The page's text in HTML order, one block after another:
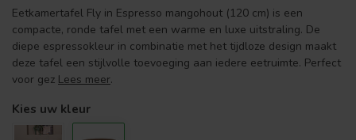
Eetkamertafel Fly in Espresso mangohout (120 cm) is een
compacte, ronde tafel met een warme en luxe uitstraling. De
diepe espressokleur in combinatie met het tijdloze design maakt
deze tafel een stijlvolle toevoeging aan iedere eetruimte. Perfect
voor gez Lees meer.
Kies uw kleur